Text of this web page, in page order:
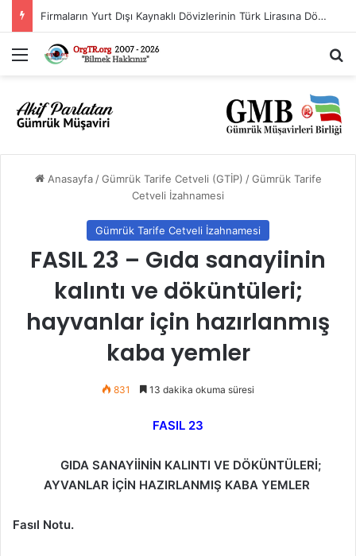
İthalat Rejimi Kararında Değişiklik Yapılmasına İlişkin Karar (Karar Sayısı: 11563)
Menü
Anasayfa / Gümrük Tarife Cetveli (GTİP) / Gümrük Tarife
Cetveli İzahnamesi
Gümrük Tarife Cetveli İzahnamesi
FASIL 23 – Gıda sanayiinin
kalıntı ve döküntüleri;
hayvanlar için hazırlanmış
kaba yemler
831 13 dakika okuma süresi
FASIL 23
GIDA SANAYİİNİN KALINTI VE DÖKÜNTÜLERİ;
AYVANLAR İÇİN HAZIRLANMIŞ KABA YEMLER
Fasıl Notu.